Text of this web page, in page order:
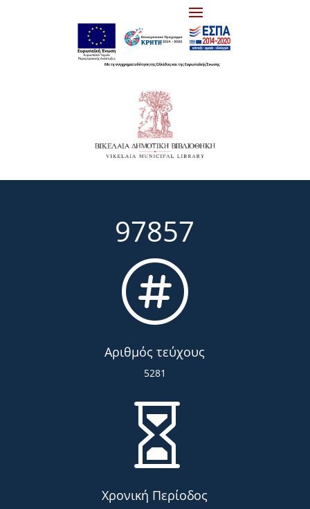
97857

Αριθμός τεύχους
5281

Χρονική Περίοδος